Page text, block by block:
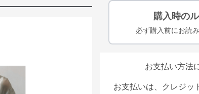
購入時の
必ず購入前にお読
お支払い方法
お支払いは、クレジッ